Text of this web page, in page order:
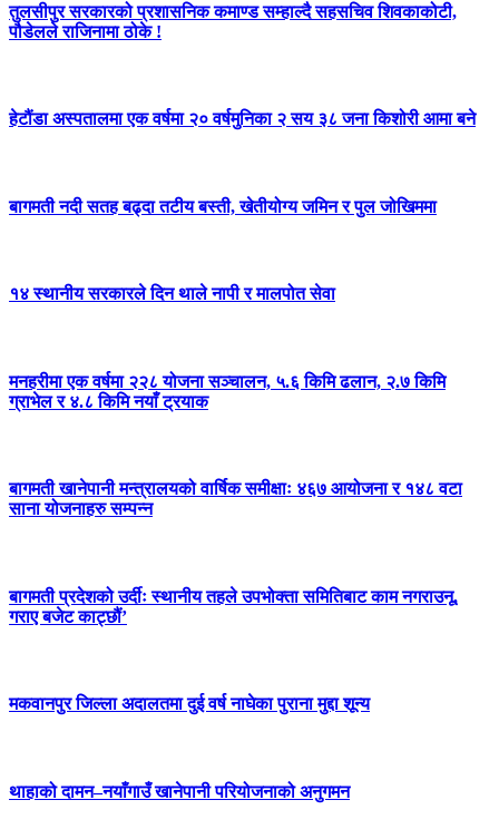
तुलसीपुर सरकारको प्रशासनिक कमाण्ड सम्हाल्दै सहसचिव शिवकाकोटी,
पौडेलले राजिनामा ठोके !
हेटौंडा अस्पतालमा एक वर्षमा २० वर्षमुनिका २ सय ३८ जना किशोरी आमा बने
बागमती नदी सतह बढ्दा तटीय बस्ती, खेतीयोग्य जमिन र पुल जोखिममा
१४ स्थानीय सरकारले दिन थाले नापी र मालपोत सेवा
मनहरीमा एक वर्षमा २२८ योजना सञ्चालन, ५.६ किमि ढलान, २.७ किमि
ग्राभेल र ४.८ किमि नयाँ ट्रयाक
बागमती खानेपानी मन्त्रालयको वार्षिक समीक्षाः ४६७ आयोजना र १४८ वटा
साना योजनाहरु सम्पन्न
बागमती प्रदेशको उर्दीः स्थानीय तहले उपभोक्ता समितिबाट काम नगराउनू,
गराए बजेट काट्छौं’
मकवानपुर जिल्ला अदालतमा दुई वर्ष नाघेका पुराना मुद्दा शून्य
थाहाको दामन–नयाँगाउँ खानेपानी परियोजनाको अनुगमन